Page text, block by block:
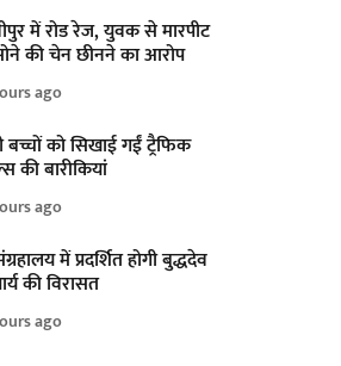
में रोड रेज, युवक से मारपीट
की चेन छीनने का आरोप
ago
बच्चों को सिखाई गईं ट्रैफिक
की बारीकियां
ago
में प्रदर्शित होगी बुद्धदेव
की विरासत
ago